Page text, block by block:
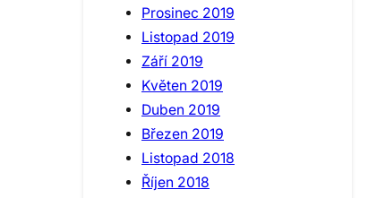
Prosinec 2019
Listopad 2019
Září 2019
Květen 2019
Duben 2019
Březen 2019
Listopad 2018
Říjen 2018